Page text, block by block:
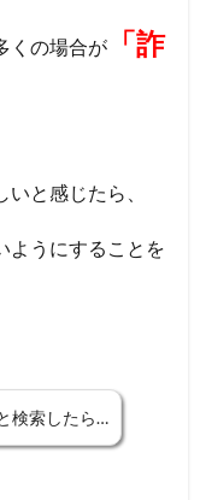
くの場合が
「詐
と感じたら、
ようにすることを
検索したら…